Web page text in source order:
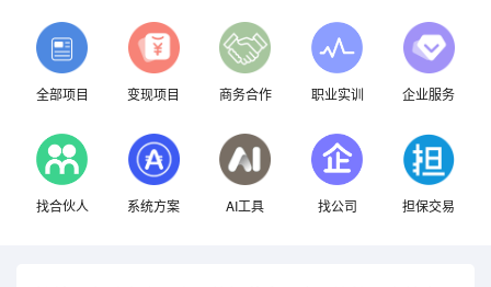
全部项目 变现项目 商务合作 职业实训 企业服务
找合伙人 系统方案 AI工具 找公司 担保交易